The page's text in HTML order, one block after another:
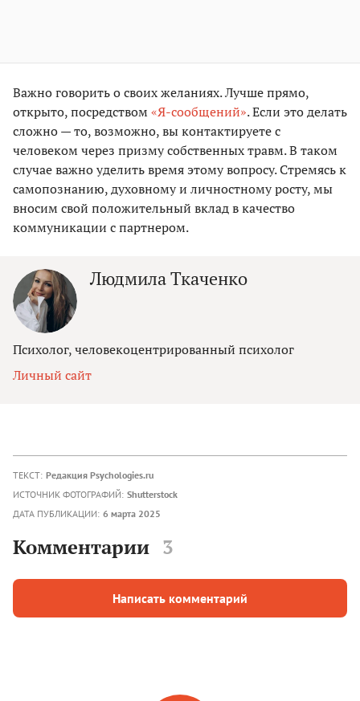
Важно говорить о своих желаниях. Лучше прямо,
открыто, посредством«Я-сообщений». Если это делать
сложно — то, возможно, вы контактируете с
человеком через призму собственных травм. В таком
случае важно уделить время этому вопросу. Стремясь к
самопознанию, духовному и личностному росту, мы
вносим свой положительный вклад в качество
коммуникации с партнером.
Людмила Ткаченко
Психолог, человекоцентрированный психолог
Личный сайт
ТЕКСТ: Редакция Psychologies.ru
ИСТОЧНИК ФОТОГРАФИЙ: Shutterstock
ДАТА ПУБЛИКАЦИИ: 6 марта 2025
Комментарии 3
Написать комментарий